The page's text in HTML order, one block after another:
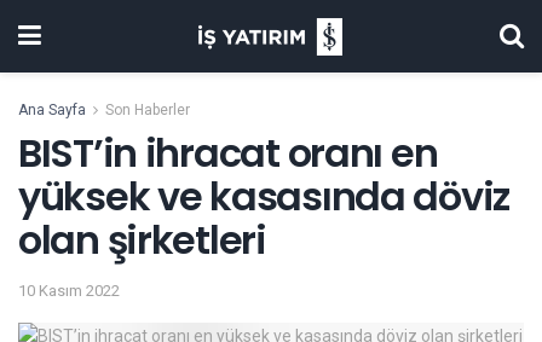
Ana Sayfa Son Haberler
BIST’in ihracat oranı en
yüksek ve kasasında döviz
olan şirketleri
10 Kasım 2022